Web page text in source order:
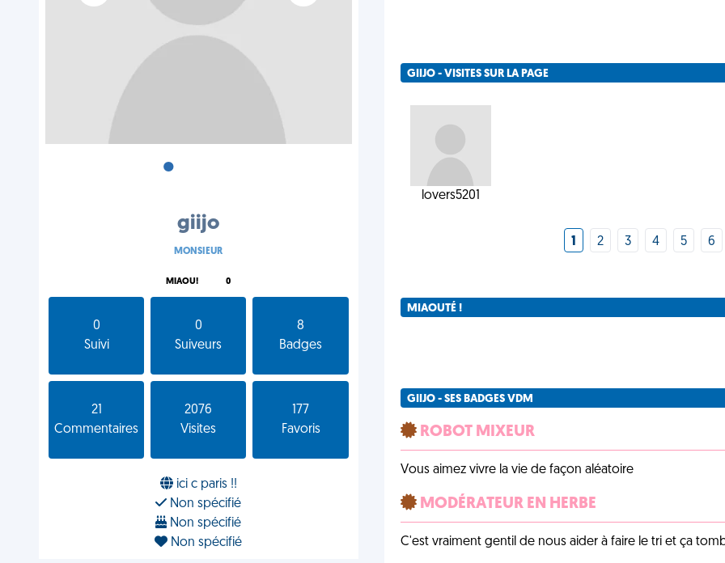
•
giijo
MONSIEUR
MIAOU! 0
0
Suivi
0
Suiveurs
8
Badges
21
Commentaires
2076
Visites
177
Favoris
ici c paris !!
Non spécifié
Non spécifié
Non spécifié
GIIJO - VISITES SUR LA PAGE
lovers5201
1 2 3 4 5 6
MIAOUTÉ !
GIIJO - SES BADGES VDM
ROBOT MIXEUR
Vous aimez vivre la vie de façon aléatoire
MODÉRATEUR EN HERBE
C'est vraiment gentil de nous aider à faire le tri et ça